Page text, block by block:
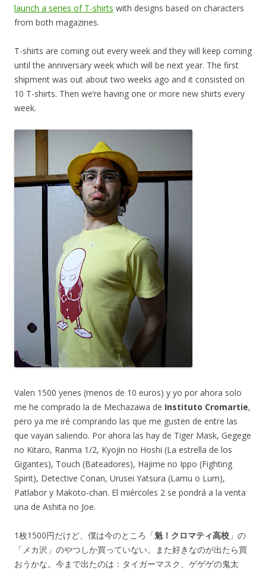
launch a series of T-shirts with designs based on characters
from both magazines.
T-shirts are coming out every week and they will keep coming
until the anniversary week which will be next year. The first
shipment was out about two weeks ago and it consisted on
10 T-shirts. Then we’re having one or more new shirts every
week.
Valen 1500 yenes (menos de 10 euros) y yo por ahora solo
me he comprado la de Mechazawa de Instituto Cromartie,
pero ya me iré comprando las que me gusten de entre las
que vayan saliendo. Por ahora las hay de Tiger Mask, Gegege
no Kitaro, Ranma 1/2, Kyojin no Hoshi (La estrella de los
Gigantes), Touch (Bateadores), Hajime no Ippo (Fighting
Spirit), Detective Conan, Urusei Yatsura (Lamu o Lum),
Patlabor y Makoto-chan. El miércoles 2 se pondrá a la venta
una de Ashita no Joe.
1枚1500円だけど、僕は今のところ「魁！クロマティ高校 」の
「メカ沢」のやつしか買っていない。また好きなのが出たら買
おうかな。今まで出たのは：タイガーマスク、ゲゲゲの鬼太